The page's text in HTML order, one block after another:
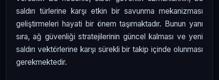
saldırı türlerine karşı etkin bir savunma mekanizması
geliştirmeleri hayati bir önem taşımaktadır. Bunun yanı
sıra, ağ güvenliği stratejilerinin güncel kalması ve yeni
saldırı vektörlerine karşı sürekli bir takip içinde olunması
gerekmektedir.